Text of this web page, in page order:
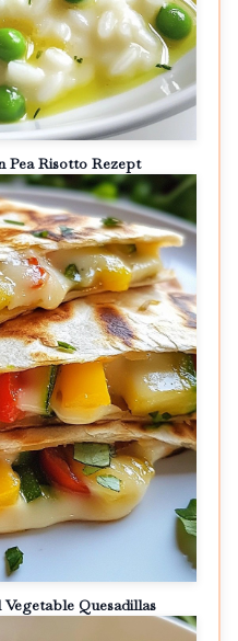
Pea Risotto Rezept
Quesadillas